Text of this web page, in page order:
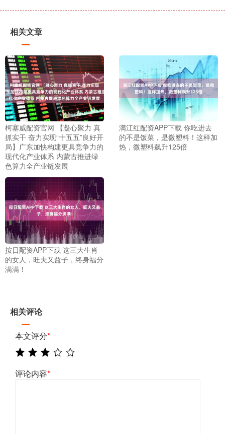
相关文章
柯塞威配资官网 【凝心聚力 真
抓实干 奋力实现“十五五”良好开
局】广东加快构建更具竞争力的
现代化产业体系 内蒙古推进绿
色算力全产业链发展
满江红配资APP下载 你吃进去
的不是饭菜，是微塑料！这样加
热，微塑料飙升125倍
按日配资APP下载 这三大生肖
的女人，旺夫又益子，终身福分
满满！
相关评论
本文评分*
评论内容*